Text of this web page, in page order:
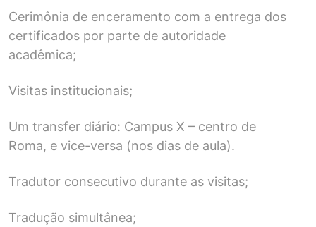
Cerimônia de enceramento com a entrega dos
certificados por parte de autoridade
acadêmica;
Visitas institucionais;
Um transfer diário: Campus X – centro de
Roma, e vice-versa (nos dias de aula).
Tradutor consecutivo durante as visitas;
Tradução simultânea;